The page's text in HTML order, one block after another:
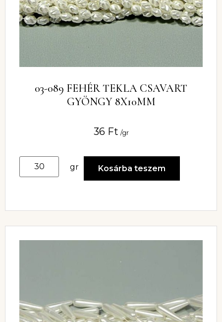
03-089 FEHÉR TEKLA CSAVART
GYÖNGY 8X10MM
36 Ft /gr
gr Kosárba teszem